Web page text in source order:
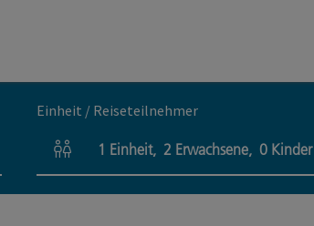
Einheit / Reiseteilnehmer
Einheitenanzahl und Personenfelder
1 Einheit, 2 Erwachsene, 0 Kinder